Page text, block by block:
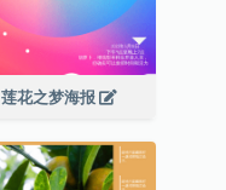
莲花之梦海报